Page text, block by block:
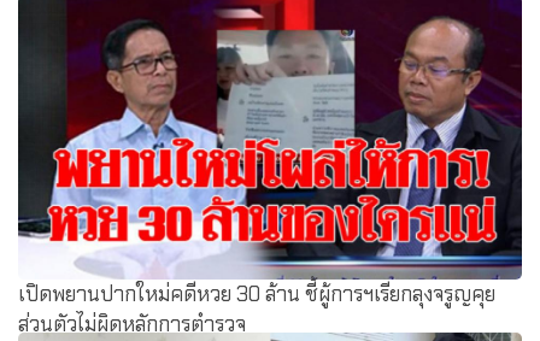
เปิดพยานปากใหม่คดีหวย 30 ล้าน ชี้ผู้การฯเรียกลุงจรูญคุย
ส่วนตัวไม่ผิดหลักการตำรวจ